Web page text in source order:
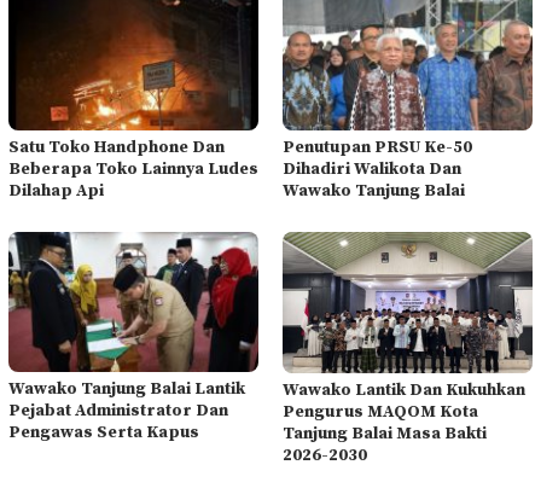
Satu Toko Handphone Dan
Beberapa Toko Lainnya Ludes
Dilahap Api
Penutupan PRSU Ke-50
Dihadiri Walikota Dan
Wawako Tanjung Balai
Wawako Tanjung Balai Lantik
Pejabat Administrator Dan
Pengawas Serta Kapus
Wawako Lantik Dan Kukuhkan
Pengurus MAQOM Kota
Tanjung Balai Masa Bakti
2026-2030